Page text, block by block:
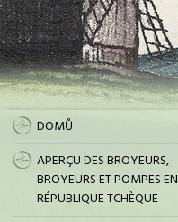
DOMŮ
APERÇU DES BROYEURS,
BROYEURS ET POMPES EN
RÉPUBLIQUE TCHÈQUE